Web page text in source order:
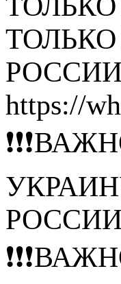
https://